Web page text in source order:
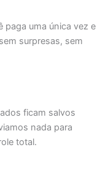
paga uma única vez e
surpresas, sem
ficam salvos
nada para
total.